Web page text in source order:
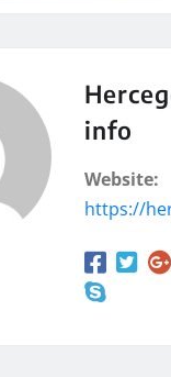
info
Website:
https://